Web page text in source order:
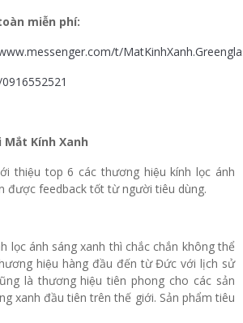
miễn phí:
t/
Kính Xanh
thiệu top 6 các thương hiệu kính lọc ánh
được feedback tốt từ người tiêu dùng.
lọc ánh sáng xanh thì chắc chắn không thể
hiệu hàng đầu đến từ Đức với lịch sử
là thương hiệu tiên phong cho các sản
xanh đầu tiên trên thế giới. Sản phẩm tiêu